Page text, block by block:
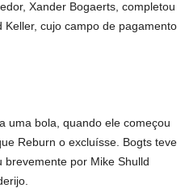
Xander Bogaerts, completou
cujo campo de pagamento
uma bola, quando ele começou
Reburn o excluísse. Bogts teve
por Mike Shulld